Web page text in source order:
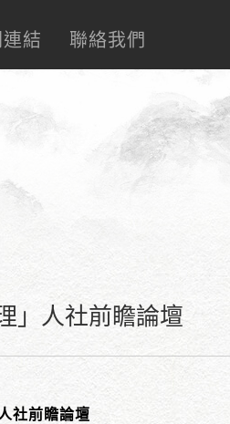
結 聯絡我們
」人社前瞻論壇
社前瞻論壇